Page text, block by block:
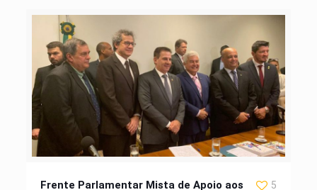
Frente Parlamentar Mista de Apoio aos
5